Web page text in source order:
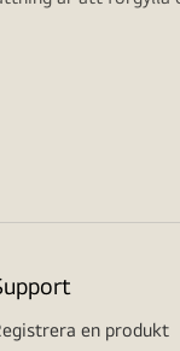
en produkt